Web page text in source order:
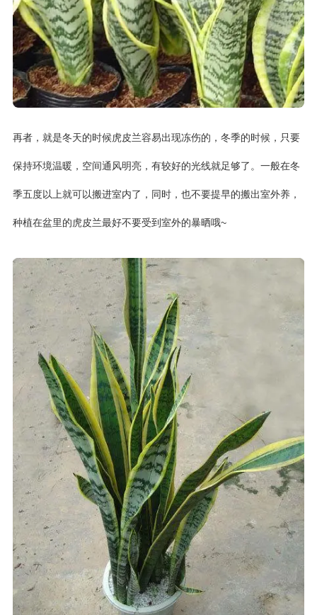
再者，就是冬天的时候虎皮兰容易出现冻伤的，冬季的时候，只要
保持环境温暖，空间通风明亮，有较好的光线就足够了。一般在冬
季五度以上就可以搬进室内了，同时，也不要提早的搬出室外养，
种植在盆里的虎皮兰最好不要受到室外的暴晒哦~